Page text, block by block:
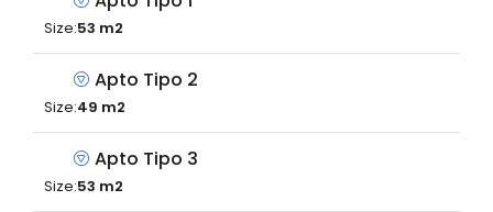
Size:53 m2
Apto Tipo 2
Size:49 m2
Apto Tipo 3
Size:53 m2